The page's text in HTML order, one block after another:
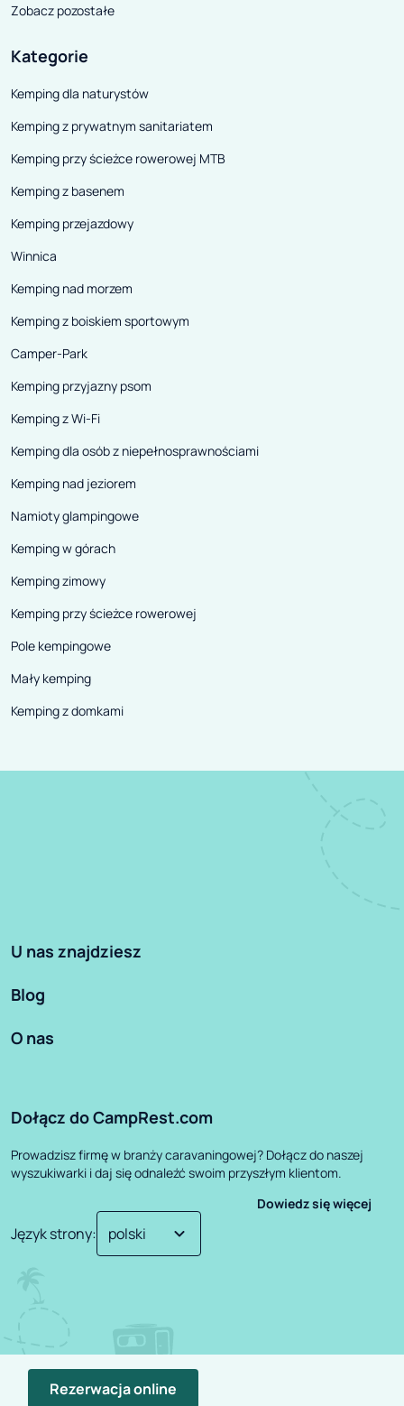
Rezerwacja online
Zobacz pozostałe
Kategorie
Kemping dla naturystów
Kemping z prywatnym sanitariatem
Kemping przy ścieżce rowerowej MTB
Kemping z basenem
Kemping przejazdowy
Winnica
Kemping nad morzem
Kemping z boiskiem sportowym
Camper-Park
Kemping przyjazny psom
Kemping z Wi-Fi
Kemping dla osób z niepełnosprawnościami
Kemping nad jeziorem
Namioty glampingowe
Kemping w górach
Kemping zimowy
Kemping przy ścieżce rowerowej
Pole kempingowe
Mały kemping
Kemping z domkami
U nas znajdziesz
Blog
O nas
Dołącz do CampRest.com
Prowadzisz firmę w branży caravaningowej? Dołącz do naszej
wyszukiwarki i daj się odnaleźć swoim przyszłym klientom.
Dowiedz się więcej
Język strony: